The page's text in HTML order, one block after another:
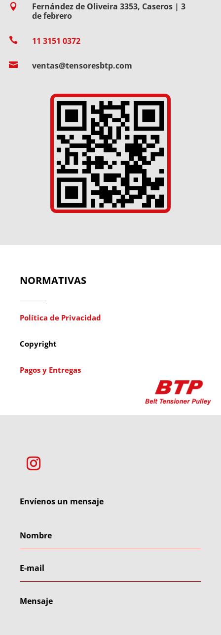

Fernández de Oliveira 3353, Caseros | 3
de febrero
 11 3151 0372
 ventas@tensoresbtp.com
NORMATIVAS
Política de Privacidad
Copyright
Pagos y Entregas
Envíenos un mensaje